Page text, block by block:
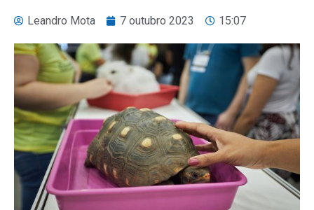
Leandro Mota 7 outubro 2023 15:07